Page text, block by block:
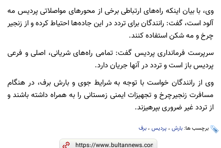
وی، با بیان اینکه راه‌های ارتباطی برخی از محورهای مواصلاتی پردیس مه
آلود است، گفت: رانندگان برای تردد در این جاده‌ها احتیاط کرده و از زنجیر
چرخ و مه شکن استفاده کنند.
سرپرست فرمانداری پردیس گفت: تمامی راه‌های شریانی، اصلی و فرعی
پردیس باز است و تردد در آنها جریان دارد.
وی از رانندگان خواست با توجه به شرایط جوی و بارش برف، در هنگام
مسافرت زنجیرچرخ و تجهیزات ایمنی زمستانی را به همراه داشته باشند و
از تردد غیر ضروری بپرهیزند.
برچسب ها: بارش ، پردیس ، برف